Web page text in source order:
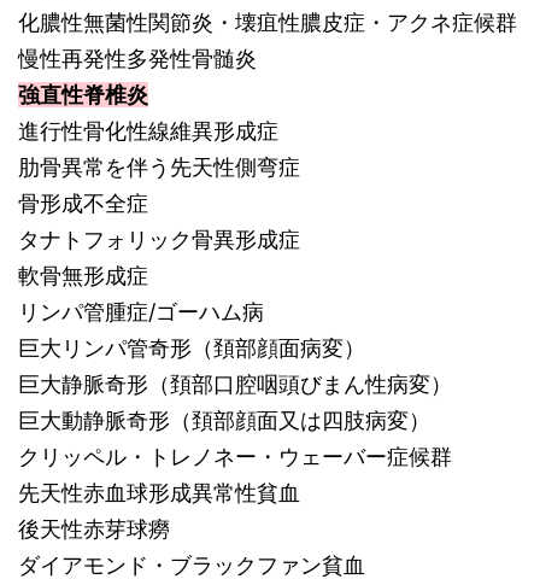
化膿性無菌性関節炎・壊疽性膿皮症・アクネ症候群
慢性再発性多発性骨髄炎
強直性脊椎炎
進行性骨化性線維異形成症
肋骨異常を伴う先天性側弯症
骨形成不全症
タナトフォリック骨異形成症
軟骨無形成症
リンパ管腫症/ゴーハム病
巨大リンパ管奇形（頚部顔面病変）
巨大静脈奇形（頚部口腔咽頭びまん性病変）
巨大動静脈奇形（頚部顔面又は四肢病変）
クリッペル・トレノネー・ウェーバー症候群
先天性赤血球形成異常性貧血
後天性赤芽球癆
ダイアモンド・ブラックファン貧血